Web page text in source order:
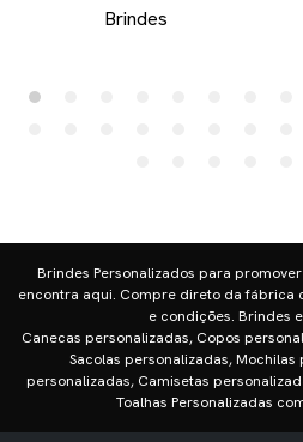
Brindes
Brindes Personalizados para
encontra aqui. Compre direto da fábrica
e condições. Brindes
Canecas personalizadas, Copos
Sacolas personalizadas, Mochilas
personalizadas, Camisetas
Toalhas Personalizadas